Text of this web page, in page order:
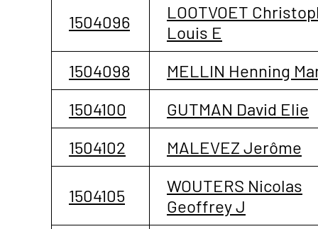
1504096
LOOTVOET
Louis E
1504098
MELLIN Henning
1504100
GUTMAN David Elie
1504102
MALEVEZ Jerôme
1504105
WOUTERS Nicolas
Geoffrey J